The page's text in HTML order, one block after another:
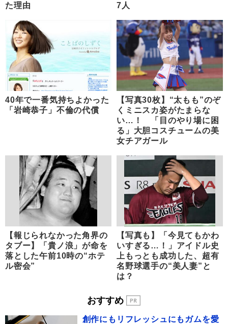
た理由
7人
40年で一番気持ちよかった
「岩崎恭子」不倫の代償
【写真30枚】“太もも”のぞ
くミニスカ姿がたまらな
い…！ 「目のやり場に困
る」大胆コスチュームの美
女チアガール
【報じられなかった角界の
タブー】「貴ノ浪」が命を
落とした午前10時の“ホテ
ル密会”
【写真も】「今見てもかわ
いすぎる…！」アイドル史
上もっとも成功した、超有
名野球選手の“美人妻”と
は？
おすすめ
創作にもリフレッシュにもガムを愛